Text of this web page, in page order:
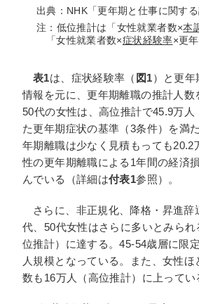
出典：NHK「更年期と仕事に関す
注：低位推計は「女性就業者数×本
「女性就業者数×症状経験率×更
表1は、症状経験率（ 図1）と更年
情報を元に、更年期離職の推計人
50代の女性は、高位推計で45.9万
た更年期症状の基準（3条件）を満
年期離職は少なく見積もっても
性の更年期離職による1年間の経済
んでいる（詳細は付表1参照）。
さらに、非正規化、降格・昇進
代、50代女性はさらに多いとみら
位推計）に達する。45-54歳層に限
人規模となっている。また、女性
数も16万人（高位推計）に上ってい